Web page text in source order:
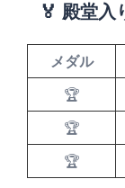
🏅 殿堂入
メダル
🏆
🏆
🏆